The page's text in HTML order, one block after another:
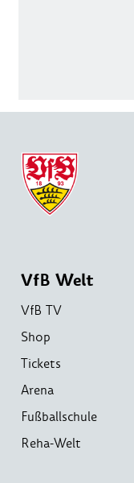
VfB Welt
VfB TV
Shop
Tickets
Arena
Fußballschule
Reha-Welt